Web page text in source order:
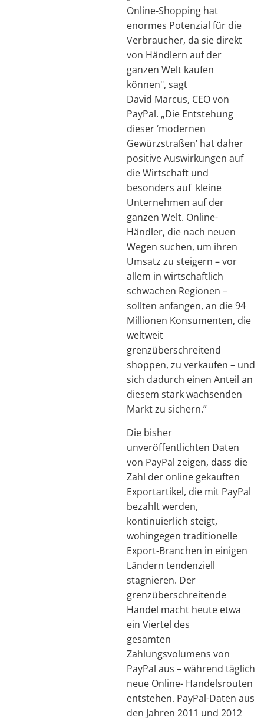
Online-Shopping hat
enormes Potenzial für die
Verbraucher, da sie direkt
von Händlern auf der
ganzen Welt kaufen
können", sagt
David Marcus, CEO von
PayPal. „Die Entstehung
dieser ‘modernen
Gewürzstraßen’ hat daher
positive Auswirkungen auf
die Wirtschaft und
besonders auf kleine
Unternehmen auf der
ganzen Welt. Online-
Händler, die nach neuen
Wegen suchen, um ihren
Umsatz zu steigern – vor
allem in wirtschaftlich
schwachen Regionen –
sollten anfangen, an die 94
Millionen Konsumenten, die
weltweit
grenzüberschreitend
shoppen, zu verkaufen – und
sich dadurch einen Anteil an
diesem stark wachsenden
Markt zu sichern.”
Die bisher
unveröffentlichten Daten
von PayPal zeigen, dass die
Zahl der online gekauften
Exportartikel, die mit PayPal
bezahlt werden,
kontinuierlich steigt,
wohingegen traditionelle
Export-Branchen in einigen
Ländern tendenziell
stagnieren. Der
grenzüberschreitende
Handel macht heute etwa
ein Viertel des
gesamten
Zahlungsvolumens von
PayPal aus – während täglich
neue Online- Handelsrouten
entstehen. PayPal-Daten aus
den Jahren 2011 und 2012